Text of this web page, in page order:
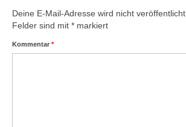
Deine E-Mail-Adresse wird nicht veröffentlicht.
Felder sind mit * markiert
Kommentar *